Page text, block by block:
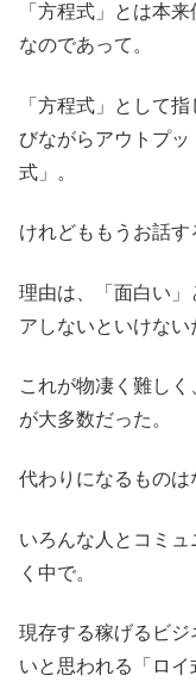
「方程式」とは本
なのであって。
「方程式」として
びながらアウトプ
式」。
けれどももうお話す
理由は、「面白い」
アしないといけない
これが物凄く難し
が大多数だった。
代わりになるものは
いろんな人とコミ
く中で。
現存する稼げるビ
いと思われる「ロイ